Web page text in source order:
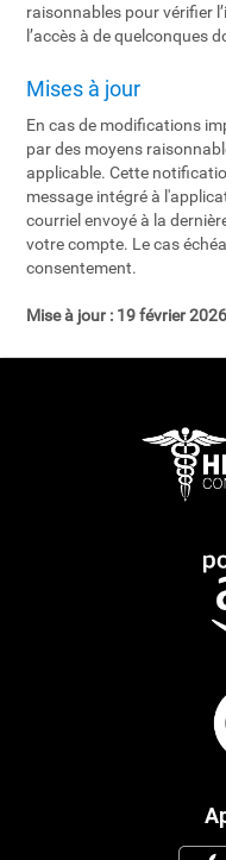
raisonnables pour vérifier
l’accès à de quelconques
Mises à jour
En cas de modifications
par des moyens
applicable. Cette
message intégré à
courriel envoyé à la
votre compte. Le cas
consentement.
Mise à jour : 19 février 2026